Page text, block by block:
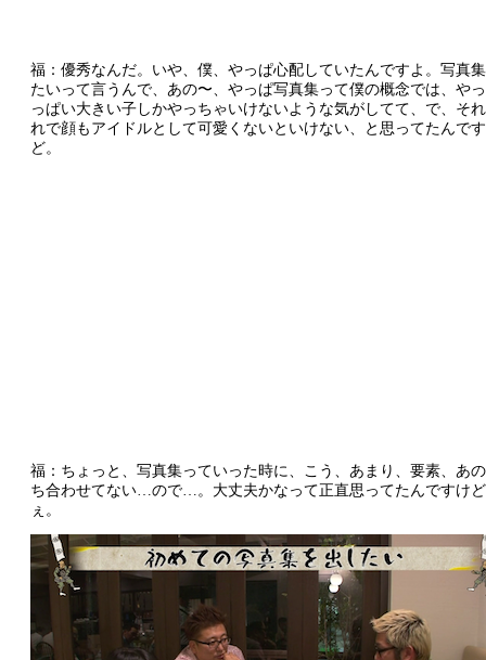
福：優秀なんだ。いや、僕、やっぱ心配していたんですよ。写真
たいって言うんで、あの〜、やっぱ写真集って僕の概念では、や
っぱい大きい子しかやっちゃいけないような気がしてて、で、そ
れで顔もアイドルとして可愛くないといけない、と思ってたんで
ど。
福：ちょっと、写真集っていった時に、こう、あまり、要素、あ
ち合わせてない…ので…。大丈夫かなって正直思ってたんですけ
ぇ。